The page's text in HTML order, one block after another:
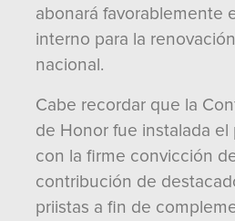
abonará favorablemente
interno para la
nacional.
Cabe recordar que la
de Honor fue instalada
con la firme convicción
contribución de
priistas a fin de